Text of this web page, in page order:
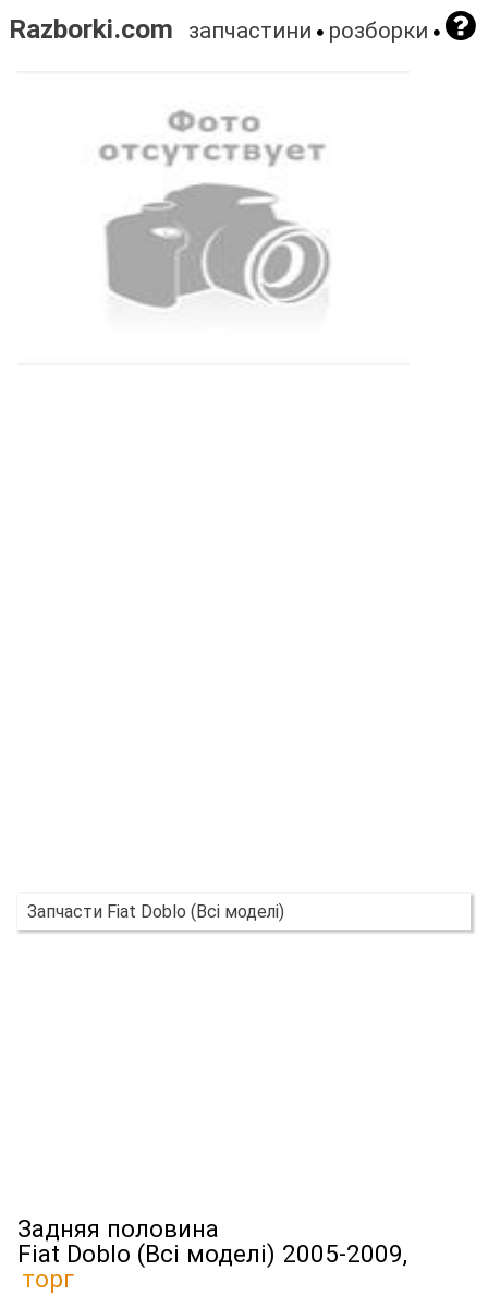
Razborki.com запчастини розборки
Запчасти Fiat Doblo (Всі моделі)
Задняя половина
Fiat Doblo (Всі моделі) 2005-2009,
торг